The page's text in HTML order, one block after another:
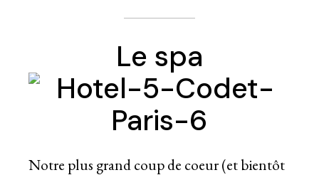
Le spa
Notre plus grand coup de coeur (et bientôt